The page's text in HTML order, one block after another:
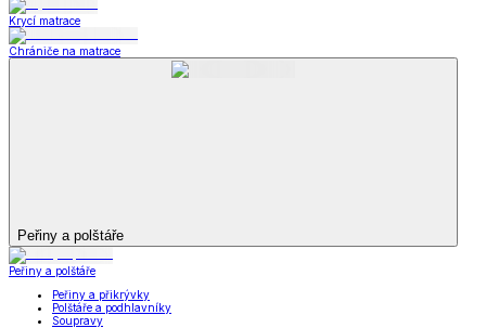
Krycí matrace
Chrániče na matrace
Peřiny a polštáře
Peřiny a polštáře
Peřiny a přikrývky
Polštáře a podhlavníky
Soupravy